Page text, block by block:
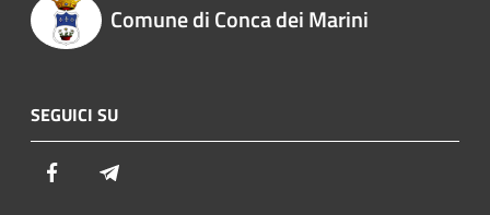
Comune di Conca dei Marini
SEGUICI SU
Facebook